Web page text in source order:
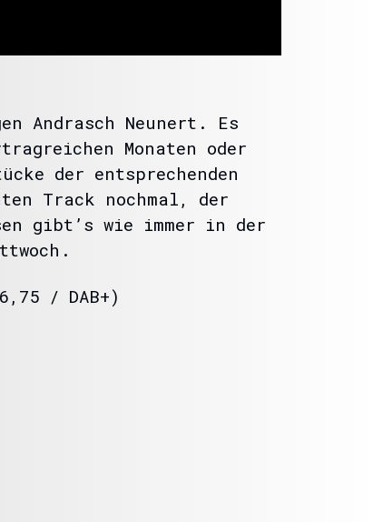
Andrasch Neunert. Es
Monaten oder
der entsprechenden
Track nochmal, der
gibt’s wie immer in der
/ DAB+)